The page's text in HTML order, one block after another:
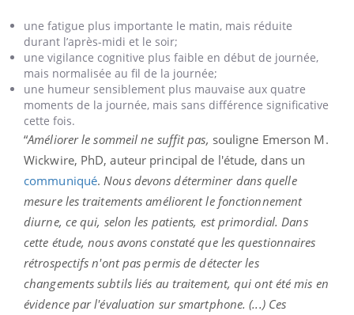
une fatigue plus importante le matin, mais réduite
durant l’après-midi et le soir;
une vigilance cognitive plus faible en début de journée,
mais normalisée au fil de la journée;
une humeur sensiblement plus mauvaise aux quatre
moments de la journée, mais sans différence significative
cette fois.
“Améliorer le sommeil ne suffit pas, souligne Emerson M.
Wickwire, PhD, auteur principal de l'étude, dans un
communiqué. Nous devons déterminer dans quelle
mesure les traitements améliorent le fonctionnement
diurne, ce qui, selon les patients, est primordial. Dans
cette étude, nous avons constaté que les questionnaires
rétrospectifs n'ont pas permis de détecter les
changements subtils liés au traitement, qui ont été mis en
évidence par l'évaluation sur smartphone. (...) Ces